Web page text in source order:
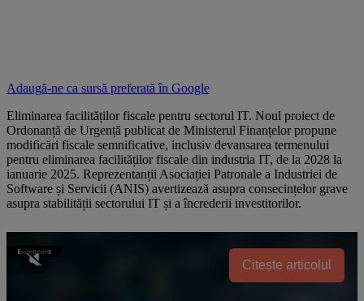
Adaugă-ne ca sursă preferată în Google
Eliminarea facilităților fiscale pentru sectorul IT. Noul proiect de
Ordonanță de Urgență publicat de Ministerul Finanțelor propune
modificări fiscale semnificative, inclusiv devansarea termenului
pentru eliminarea facilităților fiscale din industria IT, de la 2028 la
ianuarie 2025. Reprezentanții Asociației Patronale a Industriei de
Software și Servicii (ANIS) avertizează asupra consecințelor grave
asupra stabilității sectorului IT și a încrederii investitorilor.
Citește articolul